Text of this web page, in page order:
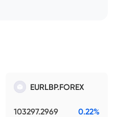
EURLBP.FOREX
103297.2969 0.22%